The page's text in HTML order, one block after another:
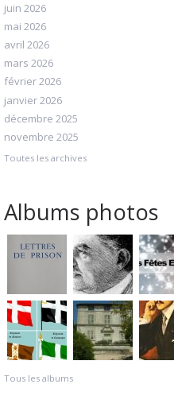
juin 2026
mai 2026
avril 2026
mars 2026
février 2026
janvier 2026
décembre 2025
novembre 2025
Toutes les archives
Albums photos
Tous les albums